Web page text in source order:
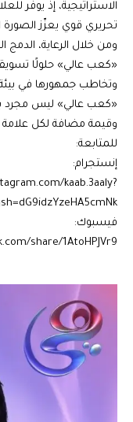
الاستراتيجية، إذ يوفّر
تحريري قوي يعزّز الصورة
ومن خلال الرعاية، الدمج
«كعب عالي» حلولًا
وتخاطب جمهورها في بيئة
«كعب عالي» ليس مجرد
وقيمة مضافة لكل
للمتابعة:
إنستجرام:
kaab.3aaly?
فيسبوك:
share/1AtoHPJVr9/